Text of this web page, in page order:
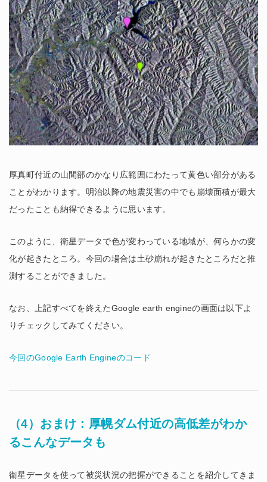
厚真町付近の山間部のかなり広範囲にわたって黄色い部分がある
ことがわかります。明治以降の地震災害の中でも崩壊面積が最大
だったことも納得できるように思います。
このように、衛星データで色が変わっている地域が、何らかの変
化が起きたところ。今回の場合は土砂崩れが起きたところだと推
測することができました。
なお、上記すべてを終えたGoogle earth engineの画面は以下よ
りチェックしてみてください。
今回のGoogle Earth Engineのコード
（4）おまけ：厚幌ダム付近の高低差がわか
るこんなデータも
衛星データを使って被災状況の把握ができることを紹介してきま